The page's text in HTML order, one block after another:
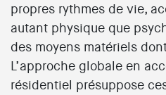
propres rythmes de vie,
autant physique que
des moyens matériels
L’approche globale en
résidentiel présuppose